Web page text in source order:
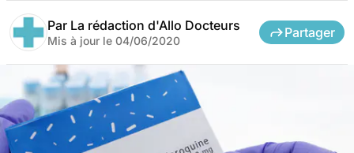
Par La rédaction d'Allo Docteurs
Mis à jour le 04/06/2020
Partager